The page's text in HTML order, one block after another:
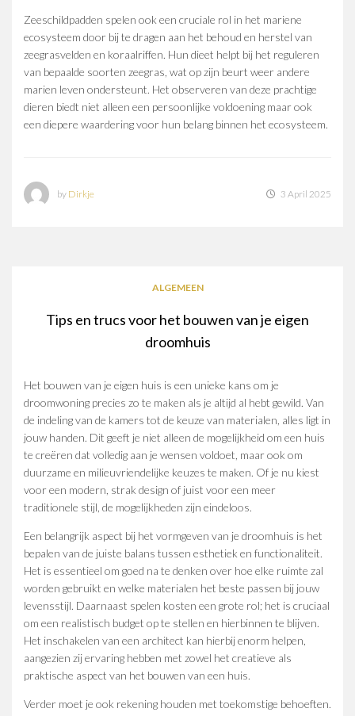
Zeeschildpadden spelen ook een cruciale rol in het mariene
ecosysteem door bij te dragen aan het behoud en herstel van
zeegrasvelden en koraalriffen. Hun dieet helpt bij het reguleren
van bepaalde soorten zeegras, wat op zijn beurt weer andere
marien leven ondersteunt. Het observeren van deze prachtige
dieren biedt niet alleen een persoonlijke voldoening maar ook
een diepere waardering voor hun belang binnen het ecosysteem.
by Dirkje 3 April 2025
ALGEMEEN
Tips en trucs voor het bouwen van je eigen
droomhuis
Het bouwen van je eigen huis is een unieke kans om je
droomwoning precies zo te maken als je altijd al hebt gewild. Van
de indeling van de kamers tot de keuze van materialen, alles ligt in
jouw handen. Dit geeft je niet alleen de mogelijkheid om een huis
te creëren dat volledig aan je wensen voldoet, maar ook om
duurzame en milieuvriendelijke keuzes te maken. Of je nu kiest
voor een modern, strak design of juist voor een meer
traditionele stijl, de mogelijkheden zijn eindeloos.
Een belangrijk aspect bij het vormgeven van je droomhuis is het
bepalen van de juiste balans tussen esthetiek en functionaliteit.
Het is essentieel om goed na te denken over hoe elke ruimte zal
worden gebruikt en welke materialen het beste passen bij jouw
levensstijl. Daarnaast spelen kosten een grote rol; het is cruciaal
om een realistisch budget op te stellen en hierbinnen te blijven.
Het inschakelen van een architect kan hierbij enorm helpen,
aangezien zij ervaring hebben met zowel het creatieve als
praktische aspect van het bouwen van een huis.
Verder moet je ook rekening houden met toekomstige behoeften.